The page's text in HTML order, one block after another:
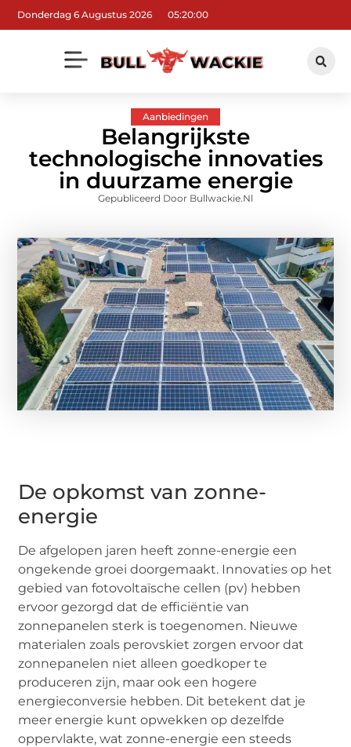
Donderdag 6 Augustus 2026 05:20:01
Aanbiedingen
Belangrijkste
technologische innovaties
in duurzame energie
Gepubliceerd Door Bullwackie.nl
De opkomst van zonne-
energie
De afgelopen jaren heeft zonne-energie een
ongekende groei doorgemaakt. Innovaties op het
gebied van fotovoltaïsche cellen (pv) hebben
ervoor gezorgd dat de efficiëntie van
zonnepanelen sterk is toegenomen. Nieuwe
materialen zoals perovskiet zorgen ervoor dat
zonnepanelen niet alleen goedkoper te
produceren zijn, maar ook een hogere
energieconversie hebben. Dit betekent dat je
meer energie kunt opwekken op dezelfde
oppervlakte, wat zonne-energie een steeds